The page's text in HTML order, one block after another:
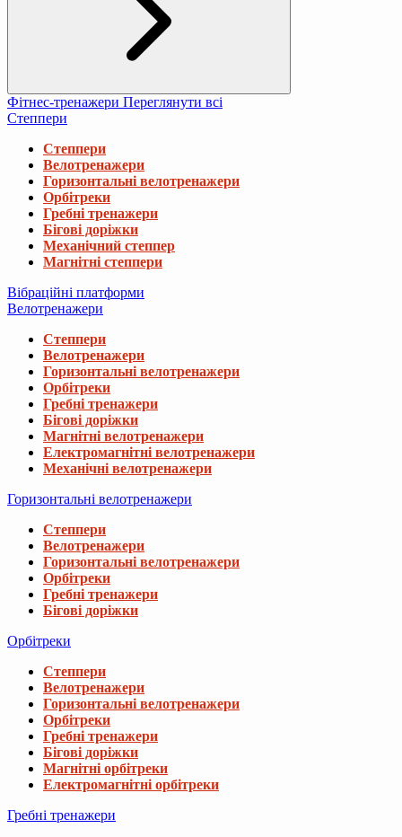
Фітнес-тренажери Переглянути всі
Степпери
Степпери
Велотренажери
Горизонтальні велотренажери
Орбітреки
Гребні тренажери
Бігові доріжки
Механічний степпер
Магнітні степпери
Вібраційні платформи
Велотренажери
Степпери
Велотренажери
Горизонтальні велотренажери
Орбітреки
Гребні тренажери
Бігові доріжки
Магнітні велотренажери
Електромагнітні велотренажери
Механічні велотренажери
Горизонтальні велотренажери
Степпери
Велотренажери
Горизонтальні велотренажери
Орбітреки
Гребні тренажери
Бігові доріжки
Орбітреки
Степпери
Велотренажери
Горизонтальні велотренажери
Орбітреки
Гребні тренажери
Бігові доріжки
Магнітні орбітреки
Електромагнітні орбітреки
Гребні тренажери